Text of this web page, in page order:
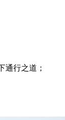
通行之道；